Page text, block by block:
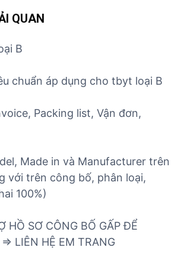
QUAN
B
chuẩn áp dụng cho tbyt loại B
Packing list, Vận đơn,
Made in và Manufacturer trên
với trên công bố, phân loại,
100%)
HỒ SƠ CÔNG BỐ GẤP ĐỂ
LIÊN HỆ EM TRANG